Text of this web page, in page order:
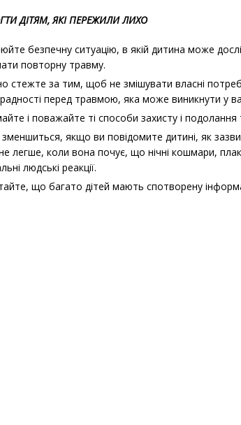
ДІТЯМ, ЯКІ ПЕРЕЖИЛИ ЛИХО
безпечну ситуацію, в якій дитина може
повторну травму.
стежте за тим, щоб не змішувати власні
перед травмою, яка може виникнути у
і поважайте ті способи захисту і подолання
якщо ви повідомите дитині, як
легше, коли вона почує, що нічні кошмари,
людські реакції.
що багато дітей мають спотворену